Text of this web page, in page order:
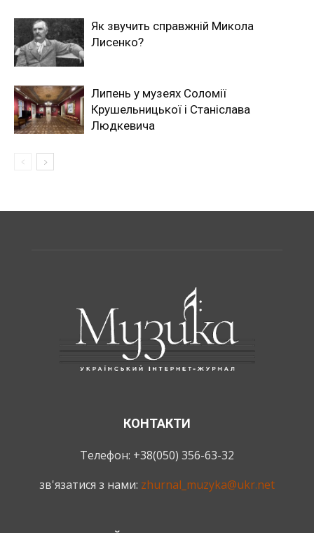
Як звучить справжній Микола
Лисенко?
Липень у музеях Соломії
Крушельницької і Станіслава
Людкевича
КОНТАКТИ
Телефон: +38(050) 356-63-32
зв'язатися з нами: zhurnal_muzyka@ukr.net